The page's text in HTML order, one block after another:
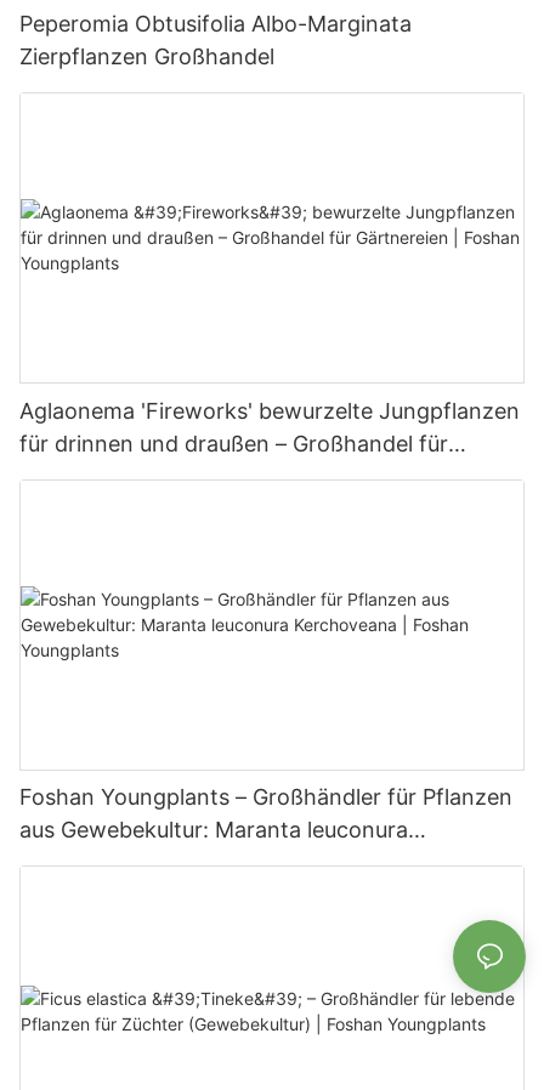
Peperomia Obtusifolia Albo-Marginata
Zierpflanzen Großhandel
Aglaonema 'Fireworks' bewurzelte Jungpflanzen
für drinnen und draußen – Großhandel für
Gärtnereien | Foshan Youngplants
Foshan Youngplants – Großhändler für Pflanzen
aus Gewebekultur: Maranta leuconura
Kerchoveana | Foshan Youngplants